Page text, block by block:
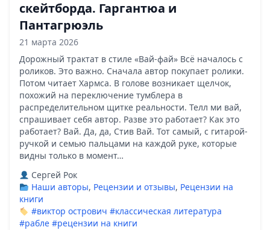
скейтборда. Гаргантюа и
Пантагрюэль
21 марта 2026
Дорожный трактат в стиле «Вай-фай» Всё началось с
роликов. Это важно. Сначала автор покупает ролики.
Потом читает Хармса. В голове возникает щелчок,
похожий на переключение тумблера в
распределительном щитке реальности. Телл ми вай,
спрашивает себя автор. Разве это работает? Как это
работает? Вай. Да, да, Стив Вай. Тот самый, с гитарой-
ручкой и семью пальцами на каждой руке, которые
видны только в момент…
Сергей Рок
Наши авторы, Рецензии и отзывы, Рецензии на
книги
#виктор острович #классическая литература
#рабле #рецензии на книги